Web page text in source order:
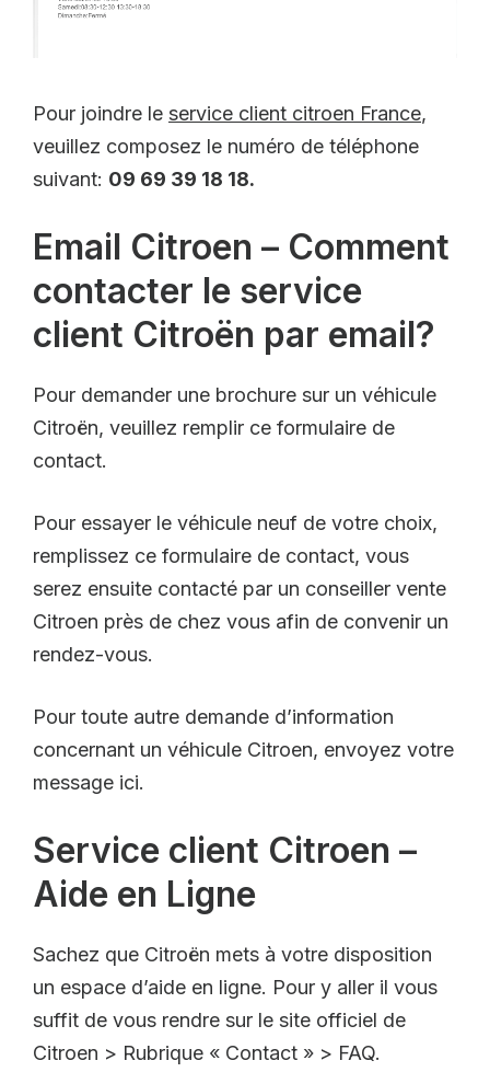
Pour joindre le service client citroen France,
veuillez composez le numéro de téléphone
suivant: 09 69 39 18 18.
Email Citroen – Comment
contacter le service
client Citroën par email?
Pour demander une brochure sur un véhicule
Citroën, veuillez remplir ce formulaire de
contact.
Pour essayer le véhicule neuf de votre choix,
remplissez ce formulaire de contact, vous
serez ensuite contacté par un conseiller vente
Citroen près de chez vous afin de convenir un
rendez-vous.
Pour toute autre demande d’information
concernant un véhicule Citroen, envoyez votre
message ici.
Service client Citroen –
Aide en Ligne
Sachez que Citroën mets à votre disposition
un espace d’aide en ligne. Pour y aller il vous
suffit de vous rendre sur le site officiel de
Citroen > Rubrique « Contact » > FAQ.